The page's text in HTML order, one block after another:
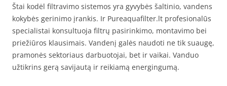
Štai kodėl filtravimo sistemos yra gyvybės šaltinio, vandens
kokybės gerinimo įrankis. Ir Pureaquafilter.lt profesionalūs
specialistai konsultuoja filtrų pasirinkimo, montavimo bei
priežiūros klausimais. Vandenį galės naudoti ne tik suaugę,
pramonės sektoriaus darbuotojai, bet ir vaikai. Vanduo
užtikrins gerą savijautą ir reikiamą energingumą.